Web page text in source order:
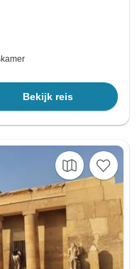
Bekijk reis